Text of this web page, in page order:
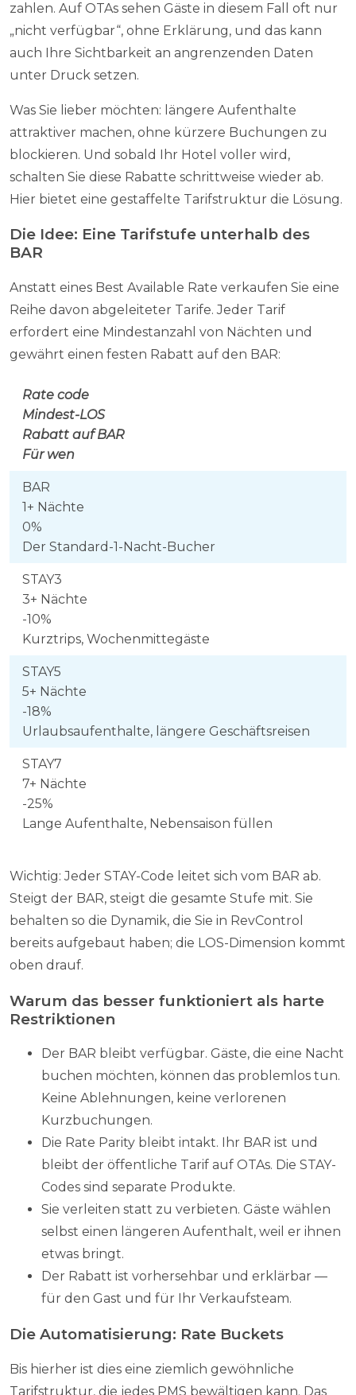
zahlen. Auf OTAs sehen Gäste in diesem Fall oft nur
„nicht verfügbar“, ohne Erklärung, und das kann
auch Ihre Sichtbarkeit an angrenzenden Daten
unter Druck setzen.
Was Sie lieber möchten: längere Aufenthalte
attraktiver machen, ohne kürzere Buchungen zu
blockieren. Und sobald Ihr Hotel voller wird,
schalten Sie diese Rabatte schrittweise wieder ab.
Hier bietet eine gestaffelte Tarifstruktur die Lösung.
Die Idee: Eine Tarifstufe unterhalb des
BAR
Anstatt eines Best Available Rate verkaufen Sie eine
Reihe davon abgeleiteter Tarife. Jeder Tarif
erfordert eine Mindestanzahl von Nächten und
gewährt einen festen Rabatt auf den BAR:
Rate code
Mindest-LOS
Rabatt auf BAR
Für wen
BAR
1+ Nächte
0%
Der Standard-1-Nacht-Bucher
STAY3
3+ Nächte
-10%
Kurztrips, Wochenmittegäste
STAY5
5+ Nächte
-18%
Urlaubsaufenthalte, längere Geschäftsreisen
STAY7
7+ Nächte
-25%
Lange Aufenthalte, Nebensaison füllen
Wichtig: Jeder STAY-Code leitet sich vom BAR ab.
Steigt der BAR, steigt die gesamte Stufe mit. Sie
behalten so die Dynamik, die Sie in RevControl
bereits aufgebaut haben; die LOS-Dimension kommt
oben drauf.
Warum das besser funktioniert als harte
Restriktionen
Der BAR bleibt verfügbar. Gäste, die eine Nacht
buchen möchten, können das problemlos tun.
Keine Ablehnungen, keine verlorenen
Kurzbuchungen.
Die Rate Parity bleibt intakt. Ihr BAR ist und
bleibt der öffentliche Tarif auf OTAs. Die STAY-
Codes sind separate Produkte.
Sie verleiten statt zu verbieten. Gäste wählen
selbst einen längeren Aufenthalt, weil er ihnen
etwas bringt.
Der Rabatt ist vorhersehbar und erklärbar —
für den Gast und für Ihr Verkaufsteam.
Die Automatisierung: Rate Buckets
Bis hierher ist dies eine ziemlich gewöhnliche
Tarifstruktur, die jedes PMS bewältigen kann. Das